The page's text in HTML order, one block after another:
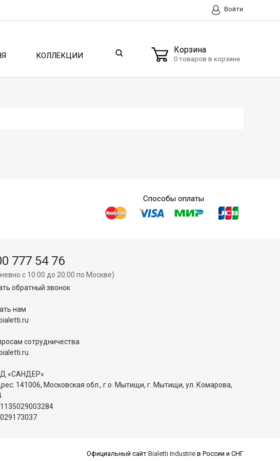
Войти
КОЛЛЕКЦИИ
Корзина
0 товаров в корзине
Способы оплаты
777 54 76
с 10:00 до 20:00 по Москве)
обратный звонок
нам
сотрудничества
«САНДЕР»
141006, Московская обл., г.о. Мытищи, г. Мытищи, ул. Комарова,
Официальный сайт Bialetti Industrieв России и СНГ